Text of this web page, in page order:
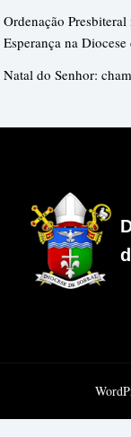
Ordenação
Esperança na
Natal do Senhor: